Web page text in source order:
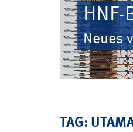
HNF-
Neues
TAG: